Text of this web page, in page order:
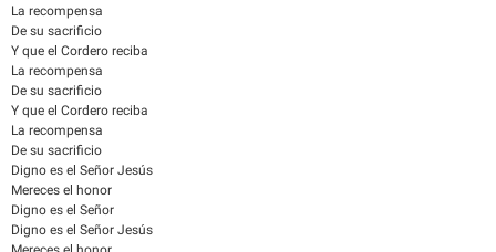
La recompensa
De su sacrificio
Y que el Cordero reciba
La recompensa
De su sacrificio
Y que el Cordero reciba
La recompensa
De su sacrificio
Digno es el Señor Jesús
Mereces el honor
Digno es el Señor
Digno es el Señor Jesús